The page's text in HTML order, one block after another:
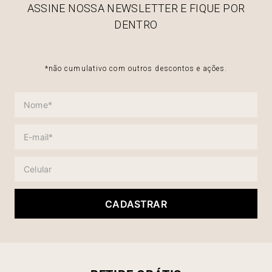
ASSINE NOSSA NEWSLETTER E FIQUE POR
DENTRO
*não cumulativo com outros descontos e ações.
CADASTRAR